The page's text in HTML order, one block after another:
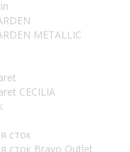
METALLIC
CECILIA
сток
сток Bravo Outlet